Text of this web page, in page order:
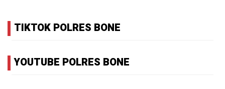
TIKTOK POLRES BONE
YOUTUBE POLRES BONE